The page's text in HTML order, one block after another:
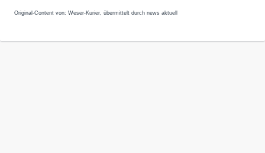
Original-Content von: Weser-Kurier, übermittelt durch news aktuell